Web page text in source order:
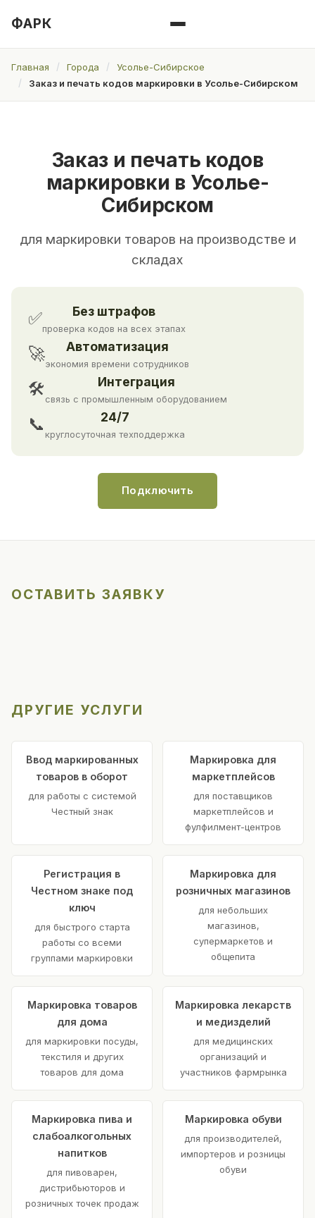
ФАРК
Главная Города
Усолье-Сибирское
Заказ и печать кодов маркировки в Усолье-Сибирском
Заказ и печать кодов
маркировки в Усолье-
Сибирском
для маркировки товаров на производстве и
складах
✅ Без штрафов
проверка кодов на всех этапах
🚀 Автоматизация
экономия времени сотрудников
🛠 Интеграция
связь с промышленным оборудованием
📞 24/7
круглосуточная техподдержка
Подключить
ОСТАВИТЬ ЗАЯВКУ
ДРУГИЕ УСЛУГИ
Ввод маркированных
товаров в оборот
для работы с системой
Честный знак
Маркировка для
маркетплейсов
для поставщиков
маркетплейсов и
фулфилмент-центров
Регистрация в
Честном знаке под
ключ
для быстрого старта
работы со всеми
группами маркировки
Маркировка для
розничных магазинов
для небольших
магазинов,
супермаркетов и
общепита
Маркировка товаров
для дома
для маркировки посуды,
текстиля и других
товаров для дома
Маркировка лекарств
и медизделий
для медицинских
организаций и
участников фармрынка
Маркировка пива и
слабоалкогольных
напитков
для пивоварен,
дистрибьюторов и
розничных точек продаж
Маркировка обуви
для производителей,
импортеров и розницы
обуви